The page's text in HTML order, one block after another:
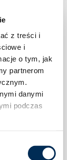
z treści i
i
o tym, jak
partnerom
danymi
podczas